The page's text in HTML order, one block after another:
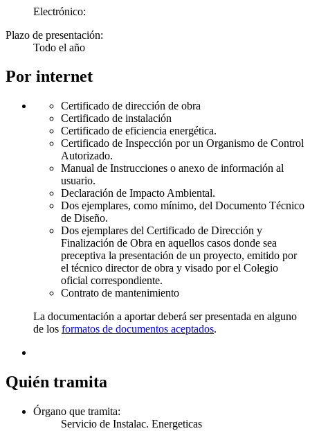
Electrónico:
Plazo de presentación:
Todo el año
Por internet
Certificado de dirección de obra
Certificado de instalación
Certificado de eficiencia energética.
Certificado de Inspección por un Organismo de Control
Autorizado.
Manual de Instrucciones o anexo de información al
usuario.
Declaración de Impacto Ambiental.
Dos ejemplares, como mínimo, del Documento Técnico
de Diseño.
Dos ejemplares del Certificado de Dirección y
Finalización de Obra en aquellos casos donde sea
preceptiva la presentación de un proyecto, emitido por
el técnico director de obra y visado por el Colegio
oficial correspondiente.
Contrato de mantenimiento
La documentación a aportar deberá ser presentada en alguno
de los formatos de documentos aceptados.
Quién tramita
Órgano que tramita:
Servicio de Instalac. Energeticas